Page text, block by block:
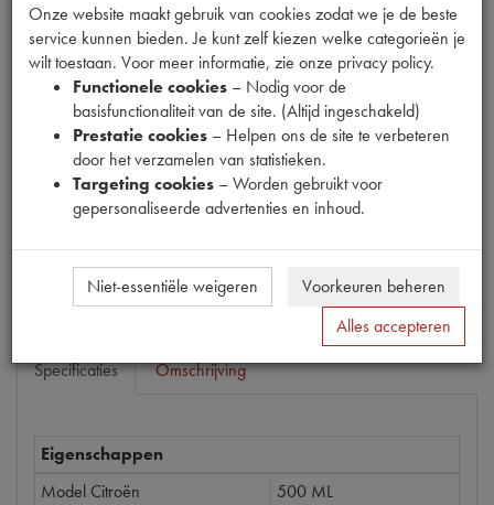
Productnummer
1918064
Prijs
24,24 (€20,03 excl. btw)
Bestel
Specificaties Omschrijving
Eigenschappen
Model Citroën
500 ML
Onze website maakt gebruik van cookies zodat we je de beste
service kunnen bieden. Je kunt zelf kiezen welke categorieën je
wilt toestaan. Voor meer informatie, zie onze privacy policy.
Functionele cookies – Nodig voor de
basisfunctionaliteit van de site. (Altijd ingeschakeld)
Prestatie cookies – Helpen ons de site te verbeteren
door het verzamelen van statistieken.
Targeting cookies – Worden gebruikt voor
gepersonaliseerde advertenties en inhoud.
Niet-essentiële weigeren
Voorkeuren beheren
Alles accepteren